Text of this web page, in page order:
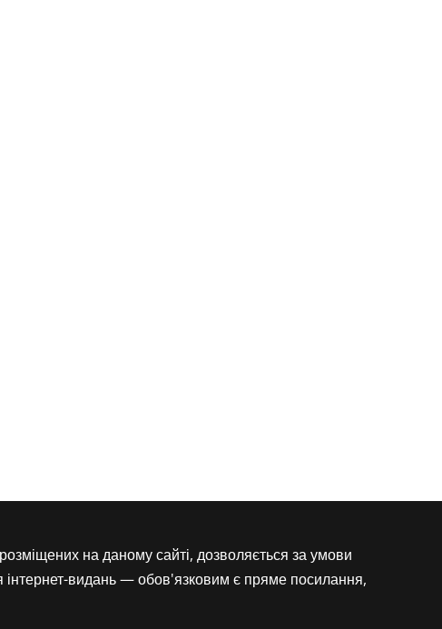
на даному сайті, дозволяється за умови
видань — обов'язковим є пряме посилання,